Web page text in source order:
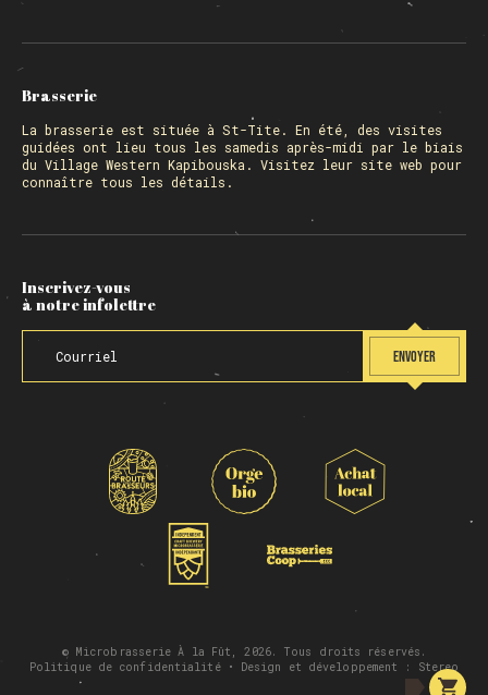
Brasserie
La brasserie est située à St-Tite. En été, des visites
guidées ont lieu tous les samedis après-midi par le biais
du Village Western Kapibouska. Visitez leur site web pour
connaître tous les détails.
Inscrivez-vous
à notre infolettre
ENVOYER
© Microbrasserie À la Fût, 2026. Tous droits réservés.
Politique de confidentialité• Design et développement : Stereo